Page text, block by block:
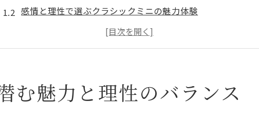
感情と理性で選ぶクラシックミニの魅力体験
クラシックミニを楽しむ理論的アプローチ方法
クラシックミニの魅力に溺れず選ぶための指針
後悔しないクラシックミニ購入術を伝授
クラシックミニ購入で後悔しないための具体策
む魅力と理性のバランス